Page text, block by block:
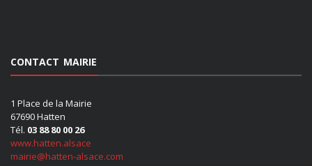
CONTACT MAIRIE
1 Place de la Mairie
67690 Hatten
Tél. 03 88 80 00 26
www.hatten.alsace
mairie@hatten-alsace.com